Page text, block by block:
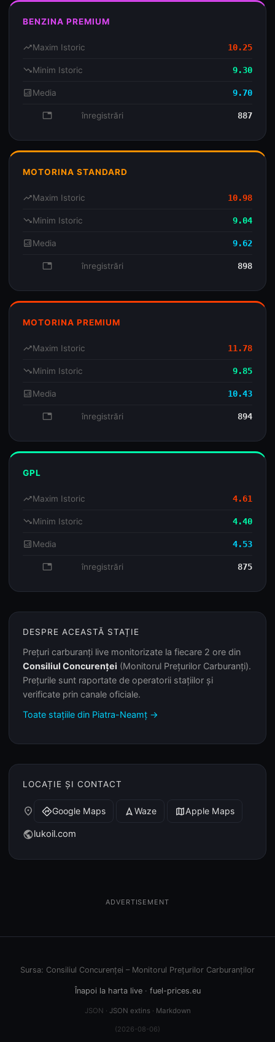
BENZINA PREMIUM
trending_upMaxim Istoric 10.25
trending_downMinim Istoric 9.30
analyticsMedia 9.70
database înregistrări 887
MOTORINA STANDARD
trending_upMaxim Istoric 10.98
trending_downMinim Istoric 9.04
analyticsMedia 9.62
database înregistrări 898
MOTORINA PREMIUM
trending_upMaxim Istoric 11.78
trending_downMinim Istoric 9.85
analyticsMedia 10.43
database înregistrări 894
GPL
trending_upMaxim Istoric 4.61
trending_downMinim Istoric 4.40
analyticsMedia 4.53
database înregistrări 875
DESPRE ACEASTĂ STAȚIE
Prețuri carburanți live monitorizate la fiecare 2 ore din
Consiliul Concurenței (Monitorul Prețurilor Carburanți).
Prețurile sunt raportate de operatorii stațiilor și
verificate prin canale oficiale.
Toate stațiile din Piatra-Neamț →
LOCAȚIE ȘI CONTACT
place directionsGoogle Maps navigation Waze mapApple Maps
publiclukoil.com
ADVERTISEMENT
Sursa: Consiliul Concurenței – Monitorul Prețurilor Carburanților
Înapoi la harta live· fuel-prices.eu
JSON · JSON extins· Markdown
(2026-08-06)